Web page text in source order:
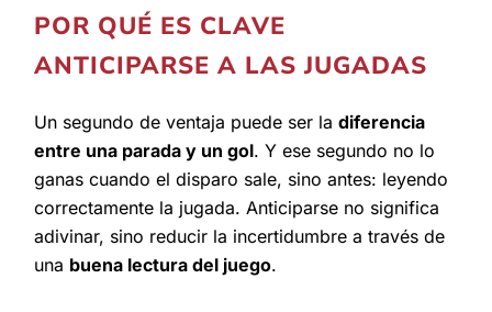
POR QUÉ ES CLAVE
ANTICIPARSE A LAS JUGADAS
Un segundo de ventaja puede ser ladiferencia
entre una parada y un gol. Y ese segundo no lo
ganas cuando el disparo sale, sino antes: leyendo
correctamente la jugada. Anticiparse no significa
adivinar, sino reducir la incertidumbre a través de
una buena lectura del juego.